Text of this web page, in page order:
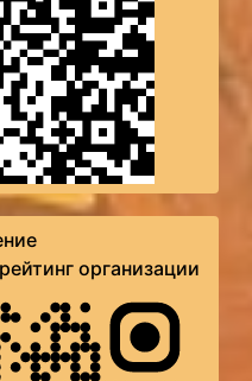
организации